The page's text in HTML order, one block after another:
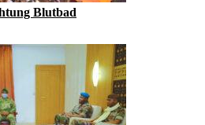
Blutbad